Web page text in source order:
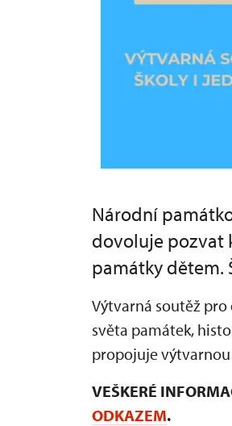
Národní
dovoluje pozvat
památky dětem.
Výtvarná soutěž pro
světa památek,
propojuje
VEŠKERÉ
ODKAZEM.